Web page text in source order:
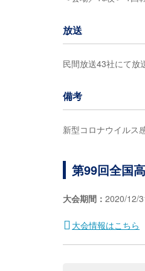
放送
民間放送43社にて放
備考
新型コロナウイルス
第99回全国
大会期間： 2020/12/
大会情報はこちら